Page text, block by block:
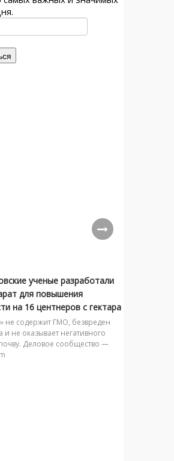
ученые разработали
для повышения
на 16 центнеров с гектара
не содержит ГМО, безвреден
и не оказывает негативного
Деловое сообщество —